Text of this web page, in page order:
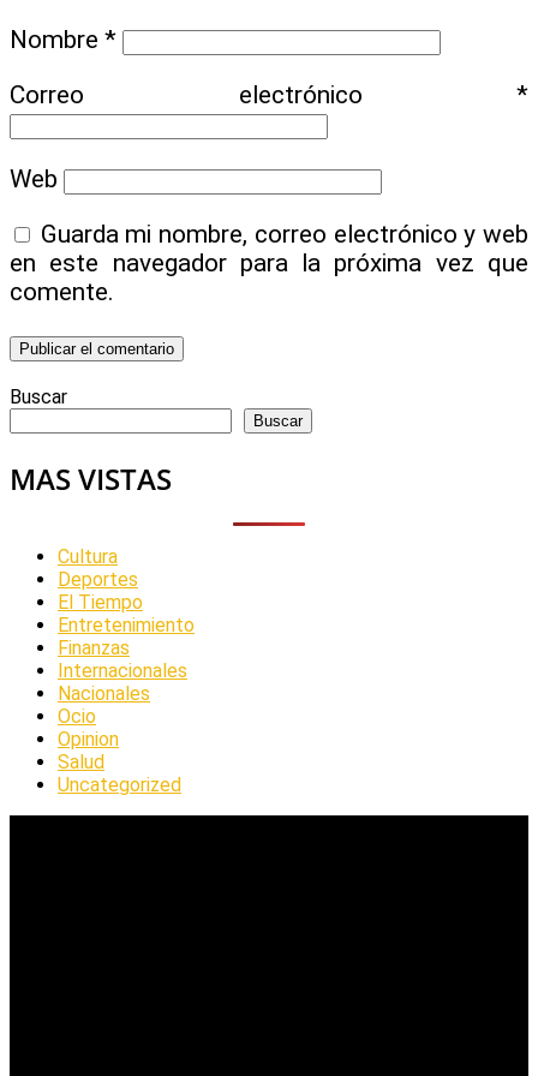
Nombre *
Correo electrónico *
Web
Guarda mi nombre, correo electrónico y web
en este navegador para la próxima vez que
comente.
Buscar
Buscar
MAS VISTAS
Cultura
Deportes
El Tiempo
Entretenimiento
Finanzas
Internacionales
Nacionales
Ocio
Opinion
Salud
Uncategorized